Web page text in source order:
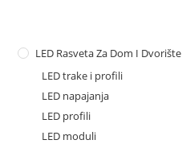
LED Rasveta Za Dom I Dvorište
LED trake i profili
LED napajanja
LED profili
LED moduli